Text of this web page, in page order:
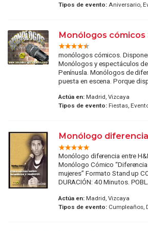
Tipos de evento:Aniversario,
Monólogos cómicos
monólogos cómicos.
Monólogos y espectáculos
Penínusla. Monólogos de
puesta en escena. Porque
Actúa en:Madrid, Vizcaya
Tipos de evento:Fiestas,
Monólogo
Monólogo diferencia entre
Monólogo Cómico
mujeres” Formato Stand up
DURACIÓN: 40 Minutos.
Actúa en:Madrid, Vizcaya
Tipos de evento:Cumpleaños,